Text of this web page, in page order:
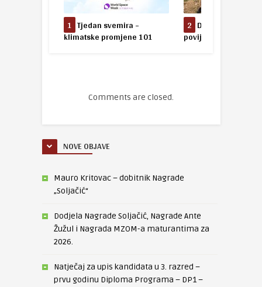
Tjedan svemira –
promjene 101
2 Državno natjecanje iz
povijesti 2018.
Comments are closed.
NOVE OBJAVE
Mauro Kritovac – dobitnik Nagrade
„Soljačić“
Dodjela Nagrade Soljačić, Nagrade Ante
Žužul i Nagrada MZOM-a maturantima za
2026.
Natječaj za upis kandidata u 3. razred –
prvu godinu Diploma Programa – DP1 –